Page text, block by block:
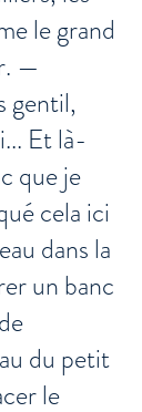
le grand
—
gentil,
Et là-
que je
cela ici
dans la
un banc
du petit
le